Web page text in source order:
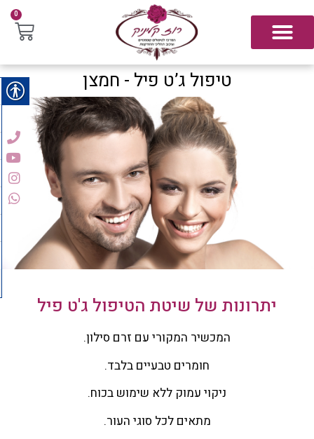
0
טיפול ג’ט פיל - חמצן
יתרונות של שיטת הטיפול ג'ט פיל
המכשיר המקורי עם זרם סילון.
חומרים טבעיים בלבד.
ניקוי עמוק ללא שימוש בכוח.
מתאים לכל סוגי העור.